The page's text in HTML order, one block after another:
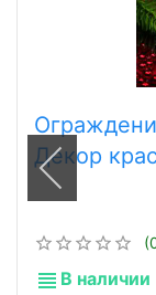
Декор
В наличии